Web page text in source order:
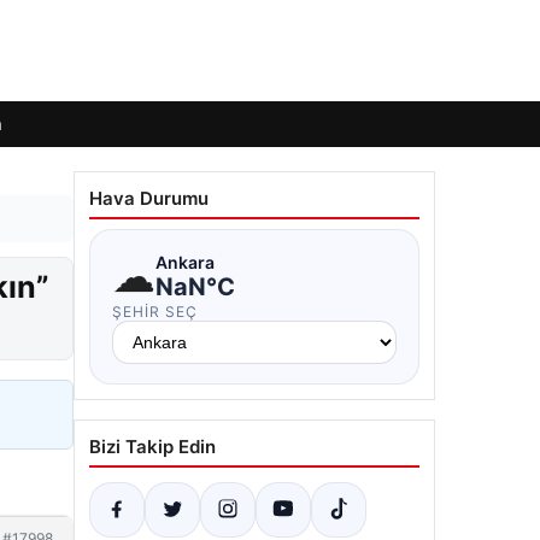
Hava Durumu
☁Ankara
NaN°C
ŞEHIR SEÇ
Bizi Takip Edin